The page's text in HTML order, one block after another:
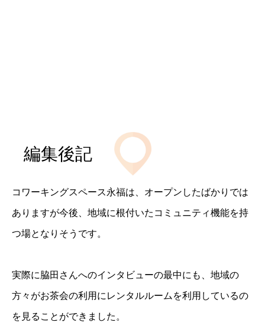
編集後記
コワーキングスペース永福は、オープンしたばかりでは
ありますが今後、地域に根付いたコミュニティ機能を持
つ場となりそうです。
実際に脇田さんへのインタビューの最中にも、地域の
方々がお茶会の利用にレンタルルームを利用しているの
を見ることができました。